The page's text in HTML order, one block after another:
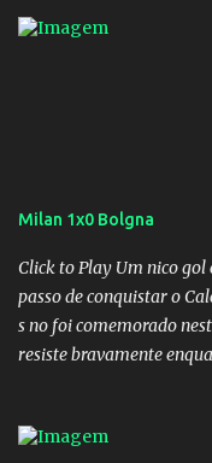
Milan 1x0 Bolgna
Click to Play Um nico gol
passo de conquistar o
s no foi comemorado
resiste bravamente
definido e tem o Milan